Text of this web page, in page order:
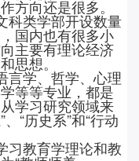
方向还是很多。
科类学部开设数量
国内也有很多小
主要有理论经济
思想。
言学、哲学、心理
等等专业，都是
学习研究领域来
、“历史系”和“行动
习教育学理论和教